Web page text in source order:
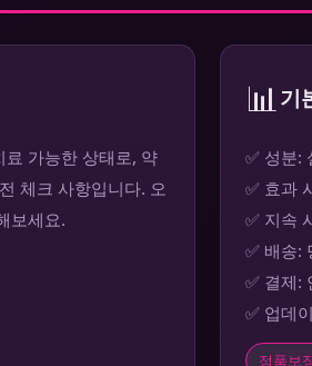
가능한 상태로, 약
체크 사항입니다. 오
보세요.
📊기
✅ 성분:
✅ 효과
✅ 지속
✅ 배송:
✅ 결제:
✅ 업데
정품보